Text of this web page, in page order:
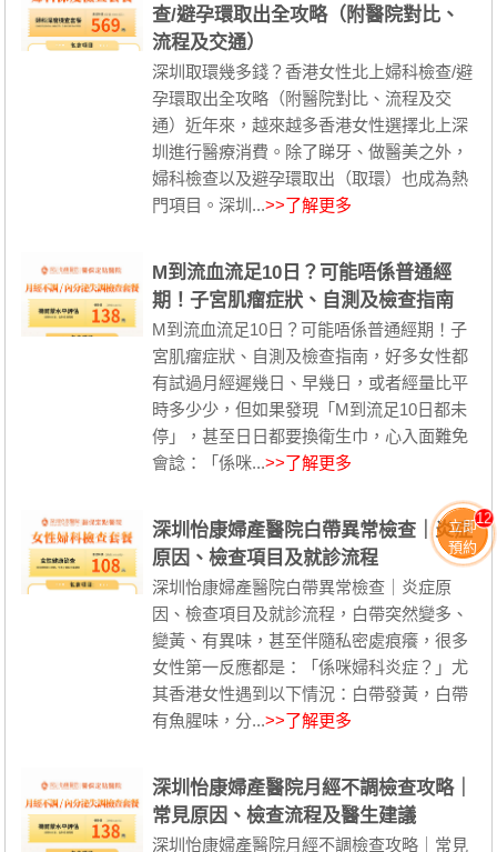
查/避孕環取出全攻略（附醫院對比、
流程及交通）
深圳取環幾多錢？香港女性北上婦科檢查/避
孕環取出全攻略（附醫院對比、流程及交
通）近年來，越來越多香港女性選擇北上深
圳進行醫療消費。除了睇牙、做醫美之外，
婦科檢查以及避孕環取出（取環）也成為熱
門項目。深圳...>>了解更多
M到流血流足10日？可能唔係普通經
期！子宮肌瘤症狀、自測及檢查指南
M到流血流足10日？可能唔係普通經期！子
宮肌瘤症狀、自測及檢查指南，好多女性都
有試過月經遲幾日、早幾日，或者經量比平
時多少少，但如果發現「M到流足10日都未
停」，甚至日日都要換衛生巾，心入面難免
會諗：「係咪...>>了解更多
深圳怡康婦產醫院白帶異常檢查｜炎症
原因、檢查項目及就診流程
深圳怡康婦產醫院白帶異常檢查｜炎症原
因、檢查項目及就診流程，白帶突然變多、
變黃、有異味，甚至伴隨私密處痕癢，很多
女性第一反應都是：「係咪婦科炎症？」尤
其香港女性遇到以下情況：白帶發黃，白帶
有魚腥味，分...>>了解更多
深圳怡康婦產醫院月經不調檢查攻略｜
常見原因、檢查流程及醫生建議
深圳怡康婦產醫院月經不調檢查攻略｜常見
立即
預約
12